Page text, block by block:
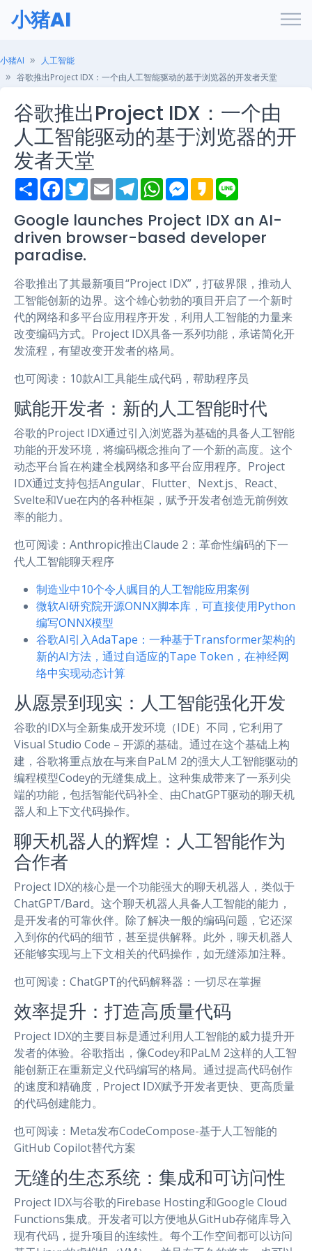
小猪AI
小猪AI
人工智能
谷歌推出Project IDX：一个由人工智能驱动的基于浏览器的开发者天堂
谷歌推出Project IDX：一个由
人工智能驱动的基于浏览器的开
发者天堂
S
h
r
e
F
a
e
b
o
o
k
T
w
t
t
e
E
m
i
l
T
e
e
g
r
W
h
t
s
A
M
e
s
e
n
K
a
a
o
e
Google launches Project IDX an AI-
driven browser-based developer
paradise.
谷歌推出了其最新项目“Project IDX”，打破界限，推动人
工智能创新的边界。这个雄心勃勃的项目开启了一个新时
代的网络和多平台应用程序开发，利用人工智能的力量来
改变编码方式。Project IDX具备一系列功能，承诺简化开
发流程，有望改变开发者的格局。
也可阅读：10款AI工具能生成代码，帮助程序员
赋能开发者：新的人工智能时代
谷歌的Project IDX通过引入浏览器为基础的具备人工智能
功能的开发环境，将编码概念推向了一个新的高度。这个
动态平台旨在构建全栈网络和多平台应用程序。Project
IDX通过支持包括Angular、Flutter、Next.js、React、
Svelte和Vue在内的各种框架，赋予开发者创造无前例效
率的能力。
也可阅读：Anthropic推出Claude 2：革命性编码的下一
代人工智能聊天程序
制造业中10个令人瞩目的人工智能应用案例
微软AI研究院开源ONNX脚本库，可直接使用Python
编写ONNX模型
谷歌AI引入AdaTape：一种基于Transformer架构的
新的AI方法，通过自适应的Tape Token，在神经网
络中实现动态计算
从愿景到现实：人工智能强化开发
谷歌的IDX与全新集成开发环境（IDE）不同，它利用了
Visual Studio Code – 开源的基础。通过在这个基础上构
建，谷歌将重点放在与来自PaLM 2的强大人工智能驱动的
编程模型Codey的无缝集成上。这种集成带来了一系列尖
端的功能，包括智能代码补全、由ChatGPT驱动的聊天机
器人和上下文代码操作。
聊天机器人的辉煌：人工智能作为
合作者
Project IDX的核心是一个功能强大的聊天机器人，类似于
ChatGPT/Bard。这个聊天机器人具备人工智能的能力，
是开发者的可靠伙伴。除了解决一般的编码问题，它还深
入到你的代码的细节，甚至提供解释。此外，聊天机器人
还能够实现与上下文相关的代码操作，如无缝添加注释。
也可阅读：ChatGPT的代码解释器：一切尽在掌握
效率提升：打造高质量代码
Project IDX的主要目标是通过利用人工智能的威力提升开
发者的体验。谷歌指出，像Codey和PaLM 2这样的人工智
能创新正在重新定义代码编写的格局。通过提高代码创作
的速度和精确度，Project IDX赋予开发者更快、更高质量
的代码创建能力。
也可阅读：Meta发布CodeCompose-基于人工智能的
GitHub Copilot替代方案
无缝的生态系统：集成和可访问性
Project IDX与谷歌的Firebase Hosting和Google Cloud
Functions集成。开发者可以方便地从GitHub存储库导入
现有代码，提升项目的连续性。每个工作空间都可以访问